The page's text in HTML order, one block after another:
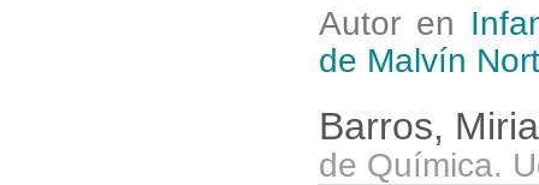
Autor en
de Malvín
Barros,
de Química.